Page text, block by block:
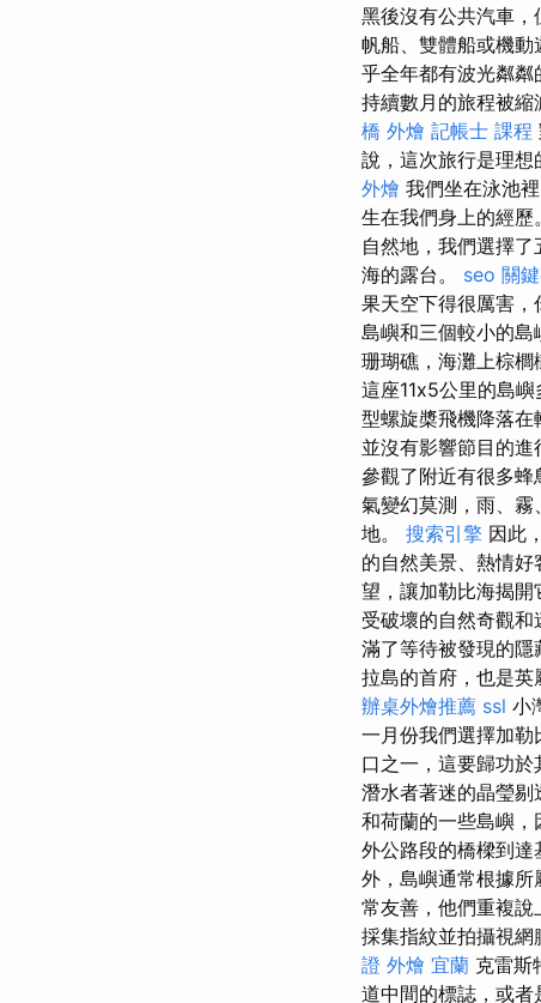
黑後沒有公共汽車
帆船、雙體船或機
乎全年都有波光粼粼
持續數月的旅程被縮
橋 外燴 記帳士 課程
說，這次旅行是理想
外燴 我們坐在泳池
生在我們身上的經歷
自然地，我們選擇
海的露台。 seo 關
果天空下得很厲害，
島嶼和三個較小的
珊瑚礁，海灘上棕櫚
這座11x5公里的島
型螺旋槳飛機降落在
並沒有影響節目的進
參觀了附近有很多蜂
氣變幻莫測，雨、
地。 搜索引擎 因此
的自然美景、熱情好
望，讓加勒比海揭開
受破壞的自然奇觀和
滿了等待被發現的隱
拉島的首府，也是英
辦桌外燴推薦 ssl 小
一月份我們選擇加勒
口之一，這要歸功
潛水者著迷的晶瑩剔
和荷蘭的一些島嶼，
外公路段的橋樑到達
外，島嶼通常根據
常友善，他們重複說
採集指紋並拍攝視網
證 外燴 宜蘭 克雷斯
道中間的標誌，或者